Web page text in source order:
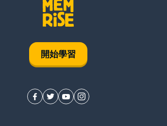
開始學習